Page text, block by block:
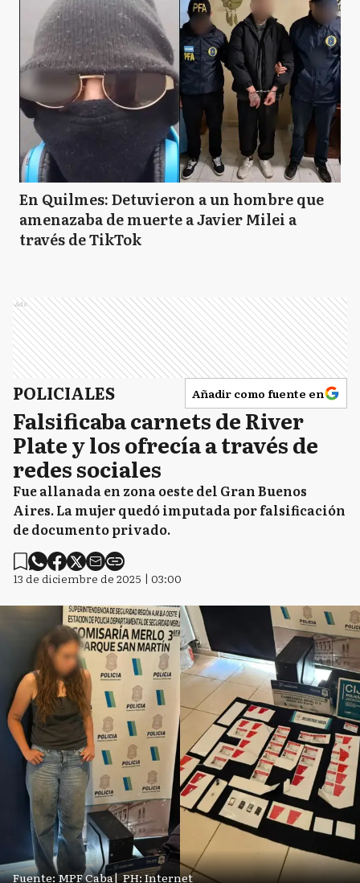
En Quilmes: Detuvieron a un hombre que
amenazaba de muerte a Javier Milei a
través de TikTok
Ads
POLICIALES Añadir como fuente en
Falsificaba carnets de River
Plate y los ofrecía a través de
redes sociales
Fue allanada en zona oeste del Gran Buenos
Aires. La mujer quedó imputada por falsificación
de documento privado.
13 de diciembre de 2025 | 03:00
Fuente: MPF Caba| PH: Internet